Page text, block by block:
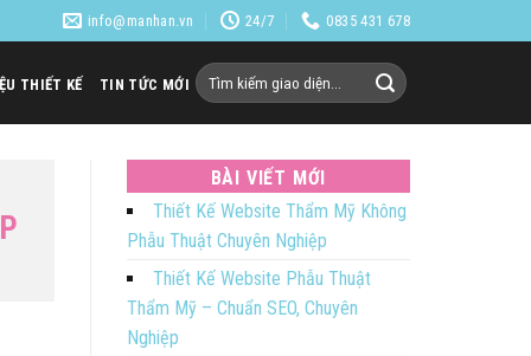
info@manhan.vn 24/7 0835 431 678
THIẾT KẾ TIN TỨC MỚI Tìm
BÀI VIẾT MỚI
Thiết Kế Website Thẩm Mỹ Không
Phẫu Thuật Chuyên Nghiệp
Thiết Kế Website Phẫu Thuật
Thẩm Mỹ – Chuẩn SEO, Chuyên
Nghiệp